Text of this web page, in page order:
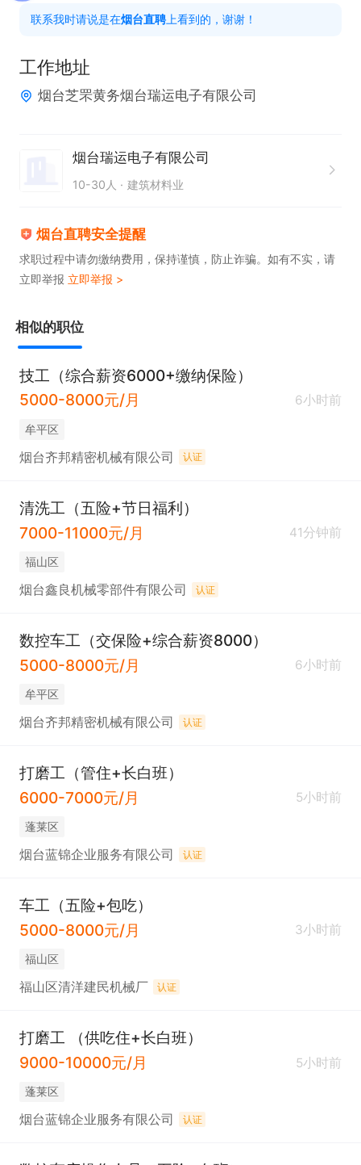
联系我时请说是在烟台直聘 上看到的，谢谢！
工作地址
烟台芝罘黄务烟台瑞运电子有限公司
烟台瑞运电子有限公司
10-30人 建筑材料业
烟台直聘安全提醒
求职过程中请勿缴纳费用，保持谨慎，防止诈骗。如有不实，请
立即举报 立即举报 >
相似的职位
技工（综合薪资6000+缴纳保险）
5000-8000元/月
6小时前
牟平区
烟台齐邦精密机械有限公司 认证
清洗工（五险+节日福利）
7000-11000元/月
41分钟前
福山区
烟台鑫良机械零部件有限公司 认证
数控车工（交保险+综合薪资8000）
5000-8000元/月
6小时前
牟平区
烟台齐邦精密机械有限公司 认证
打磨工（管住+长白班）
6000-7000元/月
5小时前
蓬莱区
烟台蓝锦企业服务有限公司 认证
车工（五险+包吃）
5000-8000元/月
3小时前
福山区
福山区清洋建民机械厂 认证
打磨工 （供吃住+长白班）
9000-10000元/月
5小时前
蓬莱区
烟台蓝锦企业服务有限公司 认证